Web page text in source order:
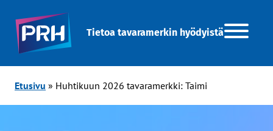
Tietoa tavaramerkin hyödyistä
Etusivu » Huhtikuun 2026 tavaramerkki: Taimi